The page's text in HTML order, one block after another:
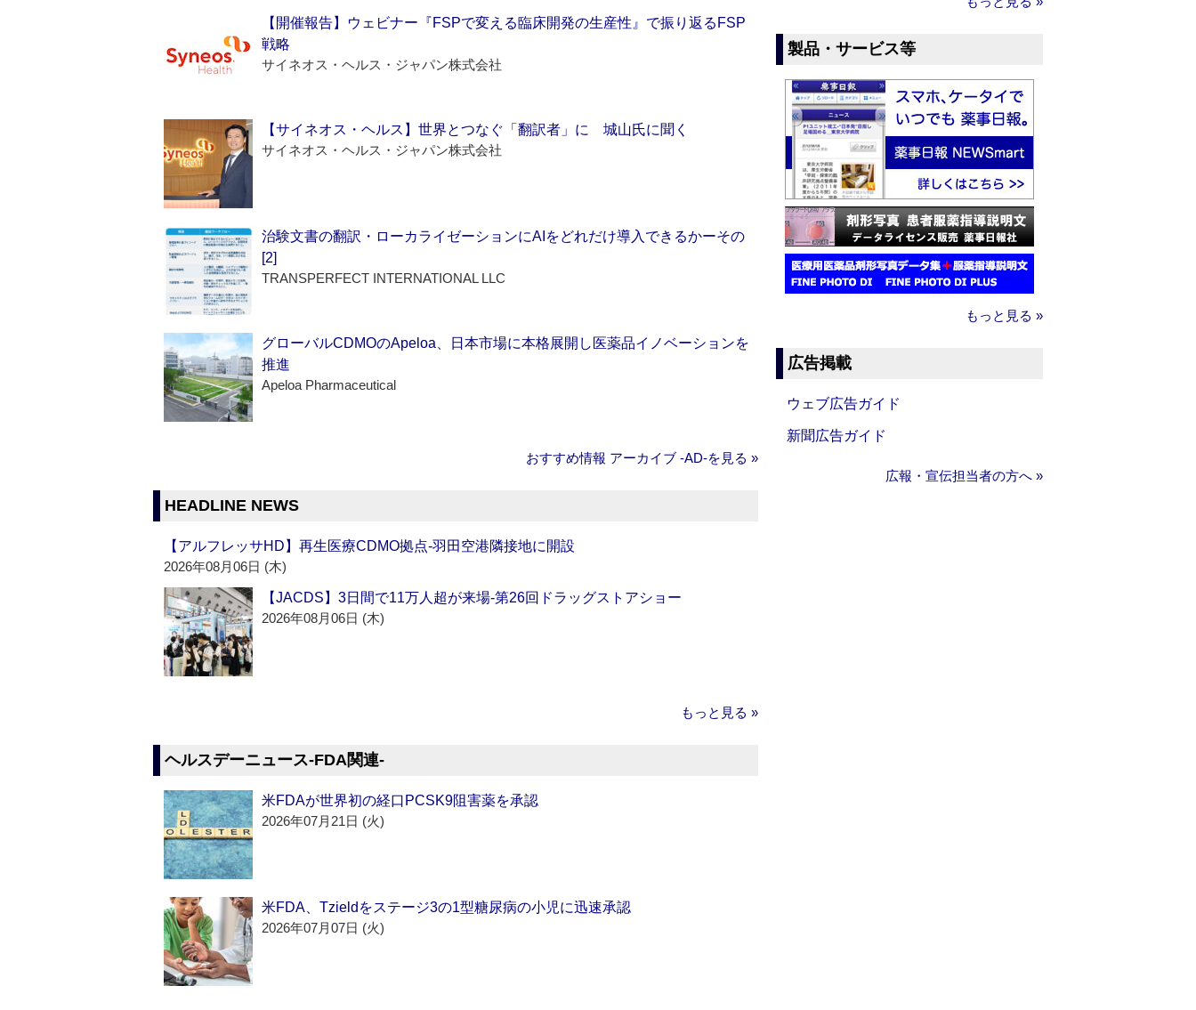
【開催報告】ウェビナー『FSPで変える臨床開発の生産性』で振り返るFSP
戦略
サイネオス・ヘルス・ジャパン株式会社
【サイネオス・ヘルス】世界とつなぐ「翻訳者」に 城山氏に聞く
サイネオス・ヘルス・ジャパン株式会社
治験文書の翻訳・ローカライゼーションにAIをどれだけ導入できるかーその
[2]
TRANSPERFECT INTERNATIONAL LLC
グローバルCDMOのApeloa、日本市場に本格展開し医薬品イノベーションを
推進
Apeloa Pharmaceutical
おすすめ情報 アーカイブ ‐AD‐を見る »
HEADLINE NEWS
【アルフレッサHD】再生医療CDMO拠点‐羽田空港隣接地に開設
2026年08月06日 (木)
【JACDS】3日間で11万人超が来場‐第26回ドラッグストアショー
2026年08月06日 (木)
もっと見る »
ヘルスデーニュース‐FDA関連‐
米FDAが世界初の経口PCSK9阻害薬を承認
2026年07月21日 (火)
米FDA、Tzieldをステージ3の1型糖尿病の小児に迅速承認
2026年07月07日 (火)
製品・サービス等
もっと見る »
広告掲載
ウェブ広告ガイド
新聞広告ガイド
広報・宣伝担当者の方へ »